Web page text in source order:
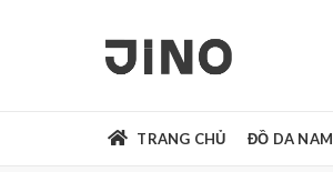
TRANG CHỦ ĐỒ DA NAM